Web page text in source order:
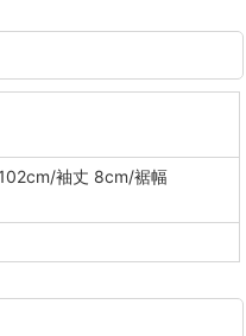
袖丈 8cm/裾幅